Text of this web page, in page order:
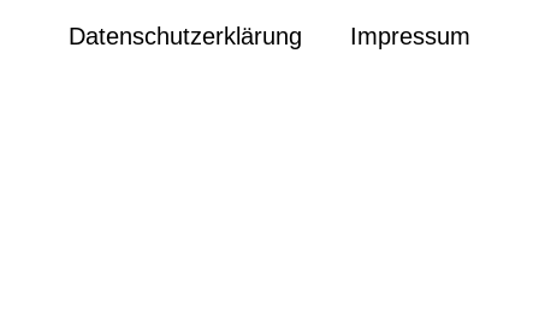
Datenschutzerklärung Impressum